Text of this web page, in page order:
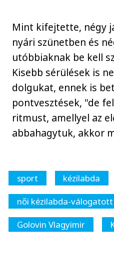
Mint kifejtette, négy
nyári szünetben és
utóbbiaknak be kell
Kisebb sérülések is
dolgukat, ennek is
pontvesztések, "de
ritmust, amellyel az
abbahagytuk, akkor
sport kézilabda
női kézilabda-válogatott
Golovin Vlagyimir